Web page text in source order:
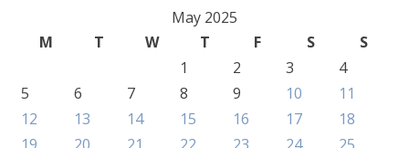
May 2025
M
T W T F S
S
1
2 3
4
5
6 7 8 9 10
11
12
13 14 15 16 17
18